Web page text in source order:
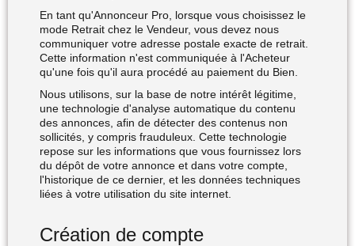
En tant qu'Annonceur Pro, lorsque vous choisissez le
mode Retrait chez le Vendeur, vous devez nous
communiquer votre adresse postale exacte de retrait.
Cette information n'est communiquée à l'Acheteur
qu'une fois qu'il aura procédé au paiement du Bien.
Nous utilisons, sur la base de notre intérêt légitime,
une technologie d'analyse automatique du contenu
des annonces, afin de détecter des contenus non
sollicités, y compris frauduleux. Cette technologie
repose sur les informations que vous fournissez lors
du dépôt de votre annonce et dans votre compte,
l'historique de ce dernier, et les données techniques
liées à votre utilisation du site internet.
Création de compte